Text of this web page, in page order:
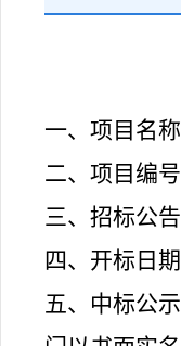
一、 项目名称
二、项目编号
三、招标公
四、开标日期
五、中标公示